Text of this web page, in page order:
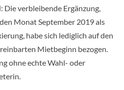
Die verbleibende Ergänzung,
Monat September 2019 als
habe sich lediglich auf den
Mietbeginn bezogen.
ohne echte Wahl- oder